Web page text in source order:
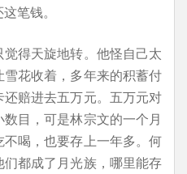
笔钱。
得天旋地转。他怪自己太
花收着，多年来的积蓄付
赔进去五万元。五万元对
目，可是林宗文的一个月
喝，也要存上一年多。何
都成了月光族，哪里能存